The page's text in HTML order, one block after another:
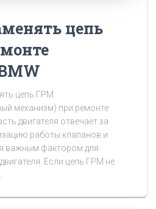
цепь
цепь ГРМ
механизм) при ремонте
двигателя отвечает за
работы клапанов и
важным фактором для
Если цепь ГРМ не